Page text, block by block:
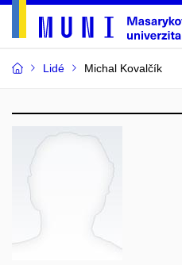
Lidé Michal Kovalčík